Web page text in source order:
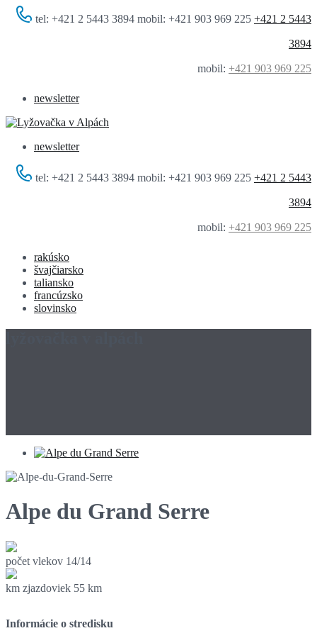
tel: +421 2 5443 3894 mobil: +421 903 969 225 +421 2 5443
3894
mobil: +421 903 969 225
newsletter
newsletter
tel: +421 2 5443 3894 mobil: +421 903 969 225 +421 2 5443
3894
mobil: +421 903 969 225
rakúsko
švajčiarsko
taliansko
francúzsko
slovinsko
Alpe du Grand Serre
počet vlekov 14/14
km zjazdoviek 55 km
Informácie o stredisku